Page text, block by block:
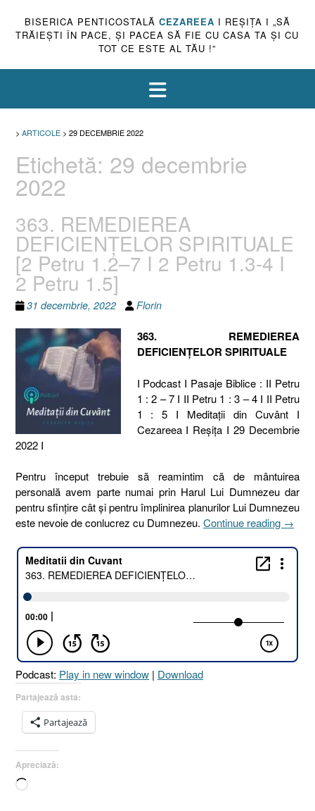
BISERICA PENTICOSTALĂ CEZAREEA I REŞIŢA I „SĂ
TRĂIEŞTI ÎN PACE, ŞI PACEA SĂ FIE CU CASA TA ŞI CU
TOT CE ESTE AL TĂU !”
> ARTICOLE > 29 DECEMBRIE 2022
Etichetă: 29 decembrie
2022
363. REMEDIEREA
DEFICIENȚELOR SPIRITUALE
[2 Petru 1.2–7 I 2 Petru 1.3-4 I
2 Petru 1.5]
31 decembrie, 2022 Florin
363. REMEDIEREA
DEFICIENȚELOR SPIRITUALE
I Podcast I Pasaje Biblice : II Petru
1 : 2 – 7 I II Petru 1 : 3 – 4 I II Petru
1 : 5 I Meditaţii din Cuvânt I
Cezareea I Reşiţa I 29 Decembrie
2022 I
Pentru început trebuie să reamintim că de mântuirea
personală avem parte numai prin Harul Lui Dumnezeu dar
pentru sfințire cât și pentru împlinirea planurilor Lui Dumnezeu
este nevoie de conlucrez cu Dumnezeu. Continue reading „363.
2
→
Podcast: Play in new window | Download
Partajează asta:
Partajează
Apreciază:
Încarc...